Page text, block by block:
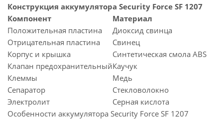
Конструкция аккумулятора Security Force SF 1207
Компонент
Материал
Положительная пластина
Диоксид свинца
Отрицательная пластина
Свинец
Корпус и крышка
Синтетическая смола ABS
Клапан предохранительныйКаучук
Клеммы
Медь
Сепаратор
Стекловолокно
Электролит
Серная кислота
Особенности аккумулятора Security Force SF 1207